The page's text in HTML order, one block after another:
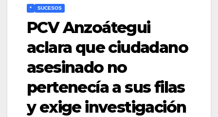
* SUCESOS
PCV Anzoátegui
aclara que ciudadano
asesinado no
pertenecía a sus filas
y exige investigación